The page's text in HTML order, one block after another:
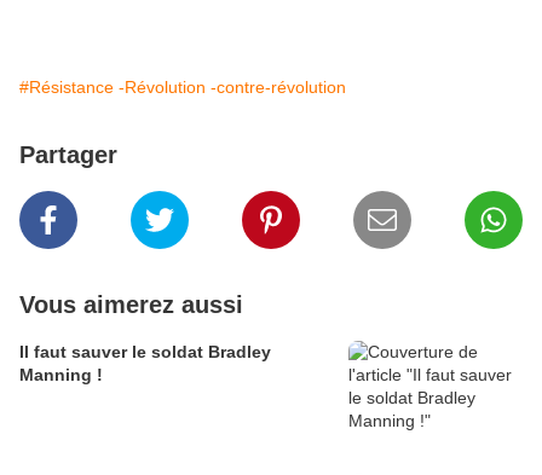
#Résistance -Révolution -contre-révolution
Partager
Vous aimerez aussi
Il faut sauver le soldat Bradley
Manning !